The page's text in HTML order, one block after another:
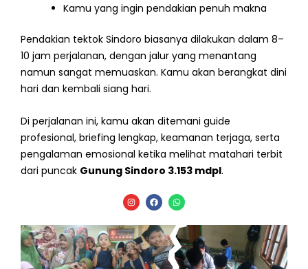
Kamu yang ingin pendakian penuh makna
Pendakian tektok Sindoro biasanya dilakukan dalam 8–
10 jam perjalanan, dengan jalur yang menantang
namun sangat memuaskan. Kamu akan berangkat dini
hari dan kembali siang hari.
Di perjalanan ini, kamu akan ditemani guide
profesional, briefing lengkap, keamanan terjaga, serta
pengalaman emosional ketika melihat matahari terbit
dari puncak Gunung Sindoro 3.153 mdpl.
I
n
s
a
g
r
a
m
F
a
c
b
o
o
k
W
h
a
s
a
p
p